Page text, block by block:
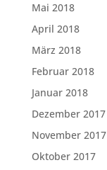
Mai 2018
April 2018
März 2018
Februar 2018
Januar 2018
Dezember 2017
November 2017
Oktober 2017